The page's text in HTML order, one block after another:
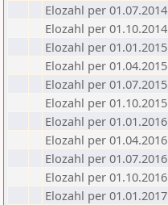
Elozahl per 01.07.2014
Elozahl per 01.10.2014
Elozahl per 01.01.2015
Elozahl per 01.04.2015
Elozahl per 01.07.2015
Elozahl per 01.10.2015
Elozahl per 01.01.2016
Elozahl per 01.04.2016
Elozahl per 01.07.2016
Elozahl per 01.10.2016
Elozahl per 01.01.2017